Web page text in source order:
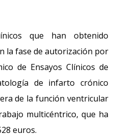
que han obtenido
la fase de autorización por
de Ensayos Clínicos de
de infarto crónico
de la función ventricular
multicéntrico, que ha
euros.